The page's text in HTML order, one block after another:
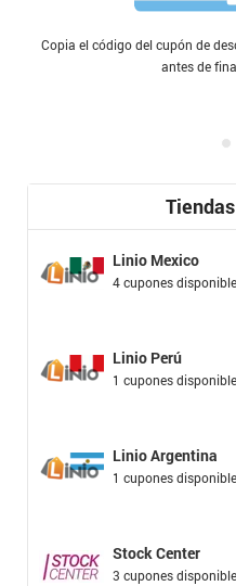
Copia el código del cupón de
antes de
Linio Mexico
4 cupones
Linio Perú
1 cupones
Linio Argentina
1 cupones
Stock Center
3 cupones